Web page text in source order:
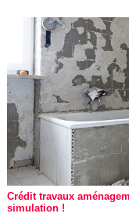
Crédit travaux
simulation !